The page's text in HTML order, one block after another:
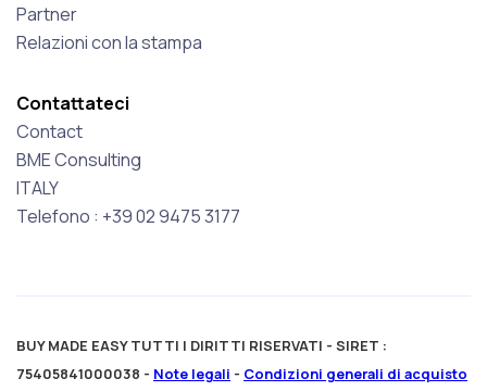
Partner
Relazioni con la stampa
Contattateci
Contact
BME Consulting
ITALY
Telefono : +39 02 9475 3177
BUY MADE EASY TUTTI I DIRITTI RISERVATI - SIRET :
75405841000038 - Note legali - Condizioni generali di acquisto